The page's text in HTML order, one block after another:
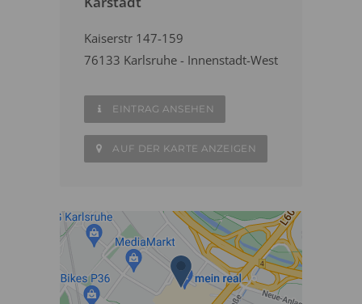
Kaiserstr 147-159
76133 Karlsruhe - Innenstadt-West
EINTRAG ANSEHEN
AUF DER KARTE ANZEIGEN